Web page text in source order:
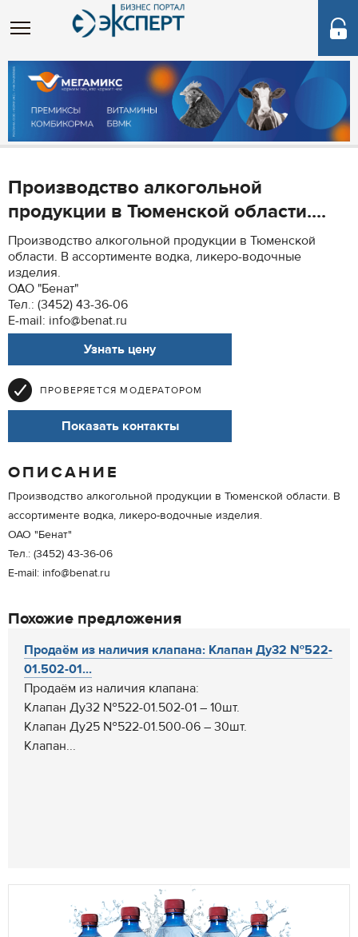
Производство алкогольной
продукции в Тюменской области....
Производство алкогольной продукции в Тюменской
области. В ассортименте водка, ликеро-водочные
изделия.
ОАО "Бенат"
Тел.: (3452) 43-36-06
E-mail: info@benat.ru
Узнать цену
ПРОВЕРЯЕТСЯ МОДЕРАТОРОМ
Показать контакты
ОПИСАНИЕ
Производство алкогольной продукции в Тюменской области. В
ассортименте водка, ликеро-водочные изделия.
ОАО "Бенат"
Тел.: (3452) 43-36-06
E-mail: info@benat.ru
Похожие предложения
Продаём из наличия клапана: Клапан Ду32 №522-
01.502-01...
Продаём из наличия клапана:
Клапан Ду32 №522-01.502-01 – 10шт.
Клапан Ду25 №522-01.500-06 – 30шт.
Клапан...